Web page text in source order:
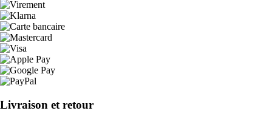
Livraison et retour